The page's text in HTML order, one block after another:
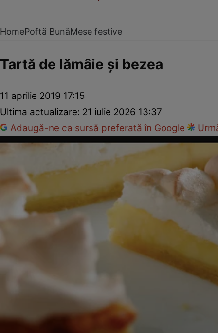
HomePoftă BunăMese festive
Tartă de lămâie şi bezea
11 aprilie 2019 17:15
Ultima actualizare: 21 iulie 2026 13:37
Adaugă-ne ca sursă preferată în Google